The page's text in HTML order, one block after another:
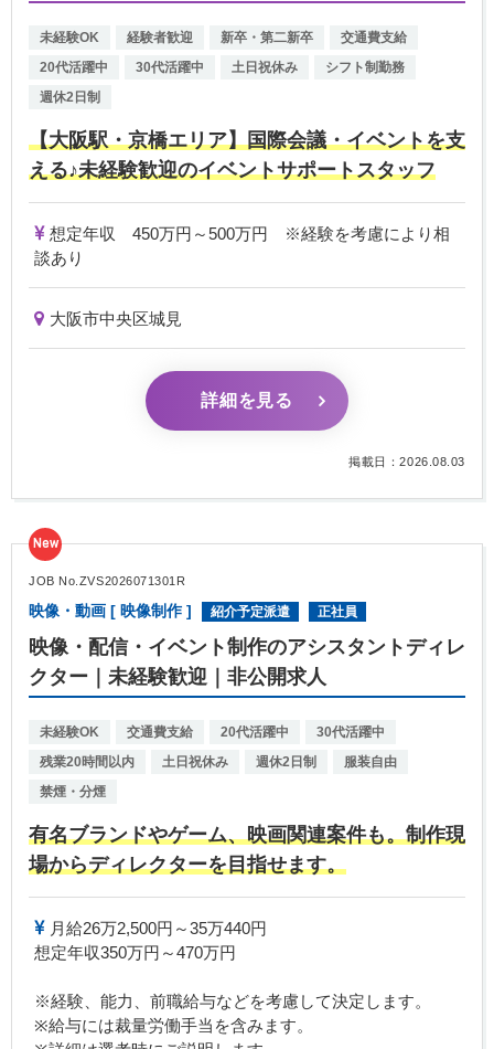
未経験OK 経験者歓迎 新卒・第二新卒
交通費支給
20代活躍中
30代活躍中 土日祝休み
シフト制勤務
週休2日制
【大阪駅・京橋エリア】国際会議・イベントを支
える♪未経験歓迎のイベントサポートスタッフ
想定年収 450万円～500万円 ※経験を考慮により相
談あり
大阪市中央区城見
詳細を見る
掲載日：2026.08.03
JOB No.ZVS2026071301R
映像・動画 [ 映像制作 ] 紹介予定派遣 正社員
映像・配信・イベント制作のアシスタントディレ
クター｜未経験歓迎｜非公開求人
未経験OK 交通費支給 20代活躍中
30代活躍中
残業20時間以内
土日祝休み 週休2日制
服装自由
禁煙・分煙
有名ブランドやゲーム、映画関連案件も。制作現
場からディレクターを目指せます。
月給26万2,500円～35万440円
想定年収350万円～470万円
※経験、能力、前職給与などを考慮して決定します。
※給与には裁量労働手当を含みます。
New